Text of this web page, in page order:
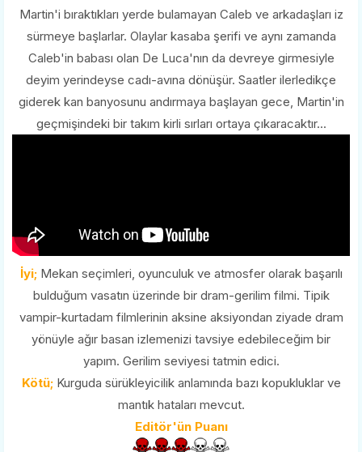
Martin'i bıraktıkları yerde bulamayan Caleb ve arkadaşları iz
sürmeye başlarlar. Olaylar kasaba şerifi ve aynı zamanda
Caleb'in babası olan De Luca'nın da devreye girmesiyle
deyim yerindeyse cadı-avına dönüşür. Saatler ilerledikçe
giderek kan banyosunu andırmaya başlayan gece, Martin'in
geçmişindeki bir takım kirli sırları ortaya çıkaracaktır...
İyi; Mekan seçimleri, oyunculuk ve atmosfer olarak başarılı
bulduğum vasatın üzerinde bir dram-gerilim filmi. Tipik
vampir-kurtadam filmlerinin aksine aksiyondan ziyade dram
yönüyle ağır basan izlemenizi tavsiye edebileceğim bir
yapım. Gerilim seviyesi tatmin edici.
Kötü;Kurguda sürükleyicilik anlamında bazı kopukluklar ve
mantık hataları mevcut.
Editör'ün Puanı